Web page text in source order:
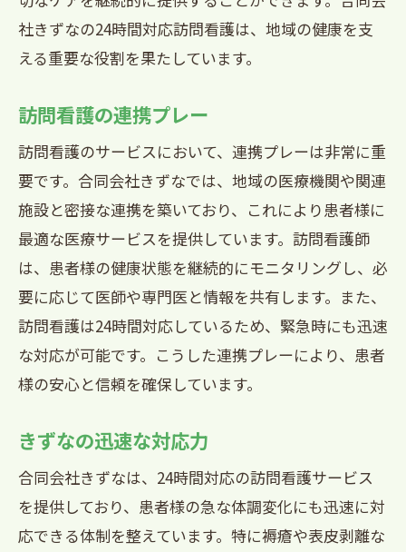
社きずなの24時間対応訪問看護は、地域の健康を支
える重要な役割を果たしています。
訪問看護の連携プレー
訪問看護のサービスにおいて、連携プレーは非常に重
要です。合同会社きずなでは、地域の医療機関や関連
施設と密接な連携を築いており、これにより患者様に
最適な医療サービスを提供しています。訪問看護師
は、患者様の健康状態を継続的にモニタリングし、必
要に応じて医師や専門医と情報を共有します。また、
訪問看護は24時間対応しているため、緊急時にも迅速
な対応が可能です。こうした連携プレーにより、患者
様の安心と信頼を確保しています。
きずなの迅速な対応力
合同会社きずなは、24時間対応の訪問看護サービス
を提供しており、患者様の急な体調変化にも迅速に対
応できる体制を整えています。特に褥瘡や表皮剥離な